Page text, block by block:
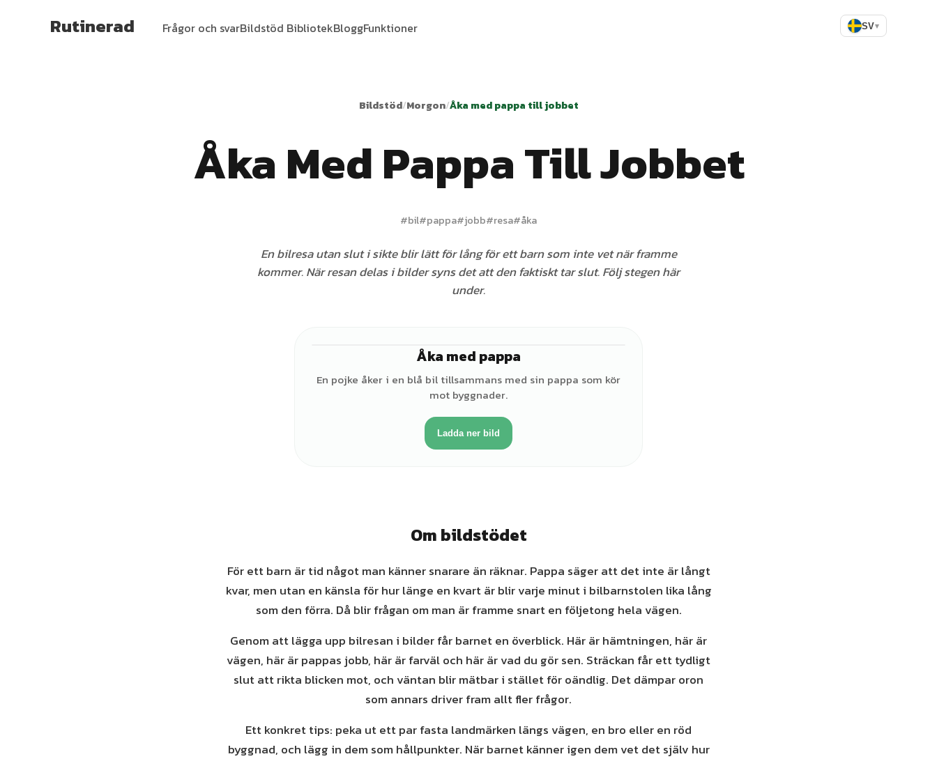
Rutinerad Frågor och svarBildstöd BibliotekBloggFunktioner SV▾
Bildstöd/Morgon/Åka med pappa till jobbet
Åka Med Pappa Till Jobbet
#bil#pappa#jobb#resa#åka
En bilresa utan slut i sikte blir lätt för lång för ett barn som inte vet när framme
kommer. När resan delas i bilder syns det att den faktiskt tar slut. Följ stegen här
under.
Åka med pappa
En pojke åker i en blå bil tillsammans med sin pappa som kör
mot byggnader.
Ladda ner bild
Om bildstödet
För ett barn är tid något man känner snarare än räknar. Pappa säger att det inte är långt
kvar, men utan en känsla för hur länge en kvart är blir varje minut i bilbarnstolen lika lång
som den förra. Då blir frågan om man är framme snart en följetong hela vägen.
Genom att lägga upp bilresan i bilder får barnet en överblick. Här är hämtningen, här är
vägen, här är pappas jobb, här är farväl och här är vad du gör sen. Sträckan får ett tydligt
slut att rikta blicken mot, och väntan blir mätbar i stället för oändlig. Det dämpar oron
som annars driver fram allt fler frågor.
Ett konkret tips: peka ut ett par fasta landmärken längs vägen, en bro eller en röd
byggnad, och lägg in dem som hållpunkter. När barnet känner igen dem vet det själv hur